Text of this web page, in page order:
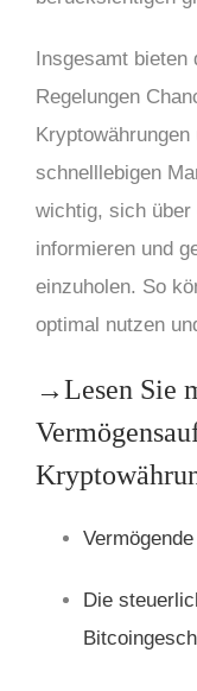
Insgesamt bieten
Regelungen
schnelllebigen
wichtig, sich über
informieren und
einzuholen. So
optimal nutzen
→Lesen Sie
Die